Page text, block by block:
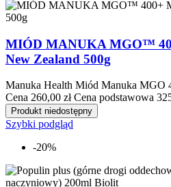
MIÓD MANUKA MGO™
New Zealand 500g
Manuka Health Miód Manuka MGO
Cena 260,00 zł Cena podstawowa
Produkt niedostępny
Szybki podgląd
-20%